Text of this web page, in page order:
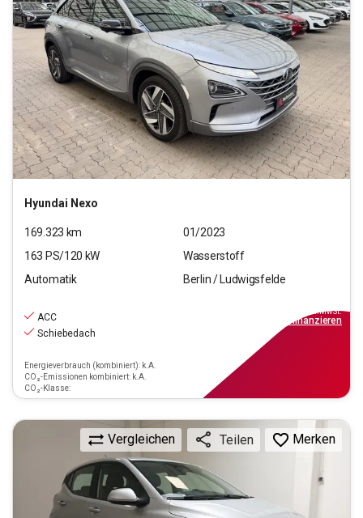
Hyundai Nexo
169.323 km
01/2023
163 PS/120 kW
Wasserstoff
Automatik
Berlin / Ludwigsfelde
ACC
Schiebedach
Energieverbrauch (kombiniert): k.A.
CO₂-Emissionen kombiniert: k.A.
CO₂-Klasse:
inkl.MwSt.
finanzieren
Vergleichen Teilen Merken